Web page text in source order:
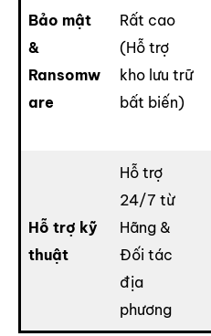
Bảo mật
&
Ransomw
are
Rất cao
(Hỗ trợ
kho lưu trữ
bất biến)
Hỗ trợ kỹ
thuật
Hỗ trợ
24/7 từ
Hãng &
Đối tác
địa
phương